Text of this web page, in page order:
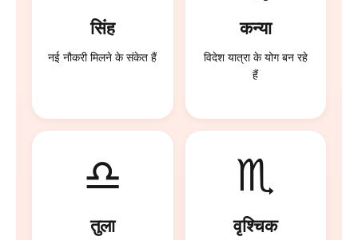
सिंह
नई नौकरी मिलने के संकेत हैं
कन्या
विदेश यात्रा के योग बन रहे
हैं
♎
तुला
♏
वृश्चिक